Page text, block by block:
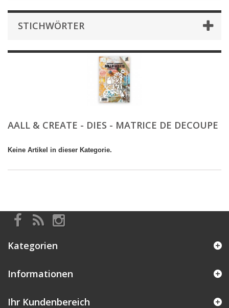
STICHWÖRTER
AALL & CREATE - DIES - MATRICE DE DECOUPE
Keine Artikel in dieser Kategorie.
Kategorien
Informationen
Ihr Kundenbereich